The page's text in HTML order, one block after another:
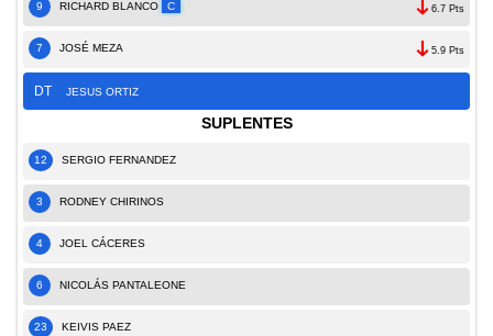
9 RICHARD BLANCO C 6.7 Pts
7 JOSÉ MEZA 5.9 Pts
DT JESUS ORTIZ
SUPLENTES
12 SERGIO FERNANDEZ
3 RODNEY CHIRINOS
4 JOEL CÁCERES
6 NICOLÁS PANTALEONE
23 KEIVIS PAEZ